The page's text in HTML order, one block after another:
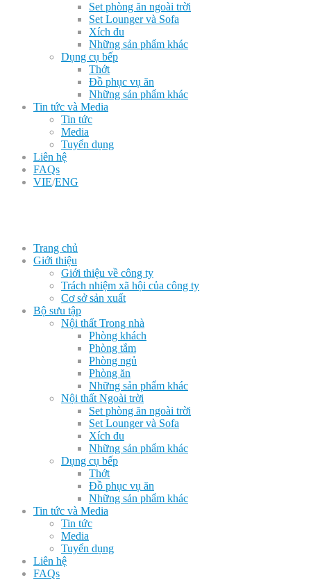
Set phòng ăn ngoài trời
Set Lounger và Sofa
Xích đu
Những sản phẩm khác
Dụng cụ bếp
Thớt
Đồ phục vụ ăn
Những sản phẩm khác
Tin tức và Media
Tin tức
Media
Tuyển dụng
Liên hệ
FAQs
VIE/ENG
Trang chủ
Giới thiệu
Giới thiệu về công ty
Trách nhiệm xã hội của công ty
Cơ sở sản xuất
Bộ sưu tập
Nội thất Trong nhà
Phòng khách
Phòng tắm
Phòng ngủ
Phòng ăn
Những sản phẩm khác
Nội thất Ngoài trời
Set phòng ăn ngoài trời
Set Lounger và Sofa
Xích đu
Những sản phẩm khác
Dụng cụ bếp
Thớt
Đồ phục vụ ăn
Những sản phẩm khác
Tin tức và Media
Tin tức
Media
Tuyển dụng
Liên hệ
FAQs